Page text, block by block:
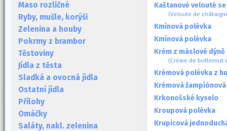
Maso rozličné
Ryby, mušle, korýši
Zelenina a houby
Pokrmy z brambor
Těstoviny
Jídla z těsta
Sladká a ovocná jídla
Ostatní jídla
Přílohy
Omáčky
Saláty, nakl. zelenina
Kaštanové velouté
(Veloute de
Kmínová polévka
Kmínová polévka
Krém z máslové
(Crème de butternut
Krémová polévka z
Krémová
Krkonošské kyselo
Kroupová polévka
Krupicová